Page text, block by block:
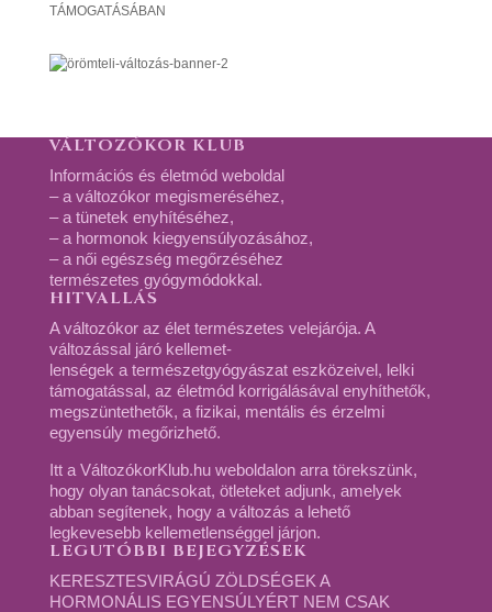
TÁMOGATÁSÁBAN
VÁLTOZÓKOR KLUB
Információs és életmód weboldal
– a változókor megismeréséhez,
– a tünetek enyhítéséhez,
– a hormonok kiegyensúlyozásához,
– a női egészség megőrzéséhez
természetes gyógymódokkal.
HITVALLÁS
A változókor az élet természetes velejárója. A
változással járó kellemet-
lenségek a természetgyógyászat eszközeivel, lelki
támogatással, az életmód korrigálásával enyhíthetők,
megszüntethetők, a fizikai, mentális és érzelmi
egyensúly megőrizhető.
Itt a VáltozókorKlub.hu weboldalon arra törekszünk,
hogy olyan tanácsokat, ötleteket adjunk, amelyek
abban segítenek, hogy a változás a lehető
legkevesebb kellemetlenséggel járjon.
LEGUTÓBBI BEJEGYZÉSEK
KERESZTESVIRÁGÚ ZÖLDSÉGEK A
HORMONÁLIS EGYENSÚLYÉRT NEM CSAK